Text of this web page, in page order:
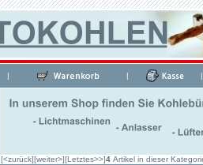
| | |
[<zurück][weiter>][Letztes>>]4 Artikel in dieser